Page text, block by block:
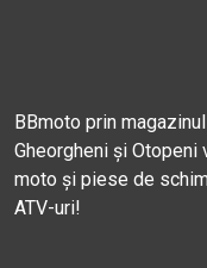
BBmoto prin
Gheorgheni și
moto și piese de
ATV-uri!